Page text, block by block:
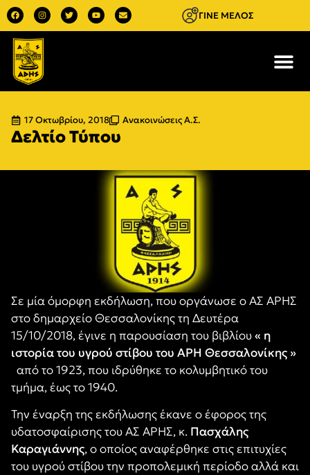
ΓΙΝΕ ΜΕΛΟΣ
17 Οκτωβρίου, 2018 Ανακοινώσεις Α.Σ.
Δελτίο Τύπου
Σε μία όμορφη εκδήλωση, που οργάνωσε ο ΑΣ ΑΡΗΣ
στο δημαρχείο Θεσσαλονίκης τη Δευτέρα
15/10/2018, έγινε η παρουσίαση του βιβλίου« η
ιστορία του υγρού στίβου του ΑΡΗ Θεσσαλονίκης »
από το 1923, που ιδρύθηκε το κολυμβητικό του
τμήμα, έως το 1940.
Την έναρξη της εκδήλωσης έκανε ο έφορος της
υδατοσφαίρισης του ΑΣ ΑΡΗΣ, κ. Πασχάλης
Καραγιάννης, ο οποίος αναφέρθηκε στις επιτυχίες
του υγρού στίβου την προπολεμική περίοδο αλλά και